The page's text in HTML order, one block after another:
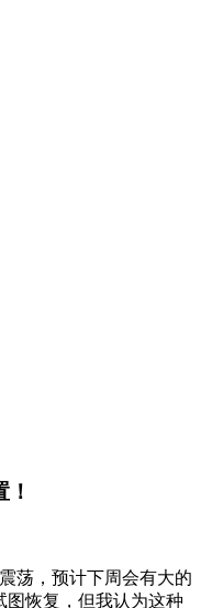
荡，预计下周会有大的
图恢复，但我认为这种